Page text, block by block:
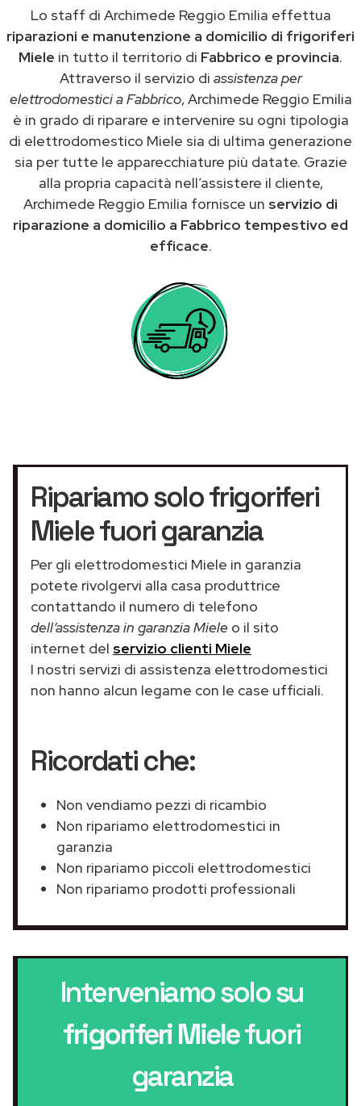
Lo staff di Archimede Reggio Emilia effettua
riparazioni e manutenzione a domicilio di frigoriferi
Miele in tutto il territorio di Fabbrico e provincia.
Attraverso il servizio di assistenza per
elettrodomestici a Fabbrico, Archimede Reggio Emilia
è in grado di riparare e intervenire su ogni tipologia
di elettrodomestico Miele sia di ultima generazione
sia per tutte le apparecchiature più datate. Grazie
alla propria capacità nell’assistere il cliente,
Archimede Reggio Emilia fornisce un servizio di
riparazione a domicilio a Fabbrico tempestivo ed
efficace.
Ripariamo solo frigoriferi
Miele fuori garanzia
Per gli elettrodomestici Miele in garanzia
potete rivolgervi alla casa produttrice
contattando il numero di telefono
dell’assistenza in garanzia Miele o il sito
internet del servizio clienti Miele
I nostri servizi di assistenza elettrodomestici
non hanno alcun legame con le case ufficiali.
Ricordati che:
Non vendiamo pezzi di ricambio
Non ripariamo elettrodomestici in
garanzia
Non ripariamo piccoli elettrodomestici
Non ripariamo prodotti professionali
Interveniamo solo su
frigoriferi Mielefuori
garanzia